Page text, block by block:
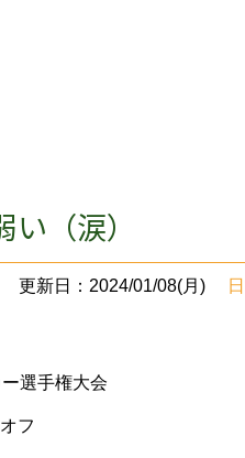
（涙）
更新日：2024/01/08(月)
選手権大会
フ